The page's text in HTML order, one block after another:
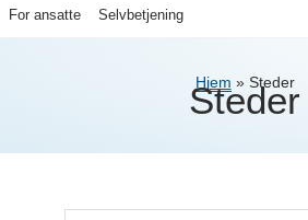
For ansatte Selvbetjening
Hjem » Steder
Steder